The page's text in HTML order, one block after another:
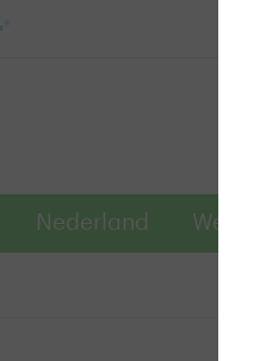
Nederland